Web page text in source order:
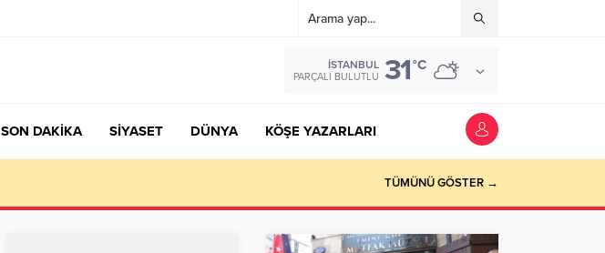
İSTANBUL
PARÇALI BULUTLU 31°C
SON DAKİKA SİYASET DÜNYA KÖŞE YAZARLARI
TÜMÜNÜ GÖSTER →